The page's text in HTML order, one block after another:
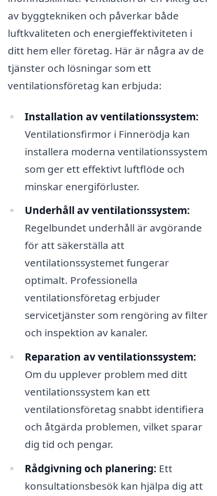
av byggtekniken och påverkar både
luftkvaliteten och energieffektiviteten i
ditt hem eller företag. Här är några av de
tjänster och lösningar som ett
ventilationsföretag kan erbjuda:
Installation av ventilationssystem:
Ventilationsfirmor i Finnerödja kan
installera moderna ventilationssystem
som ger ett effektivt luftflöde och
minskar energiförluster.
Underhåll av ventilationssystem:
Regelbundet underhåll är avgörande
för att säkerställa att
ventilationssystemet fungerar
optimalt. Professionella
ventilationsföretag erbjuder
servicetjänster som rengöring av filter
och inspektion av kanaler.
Reparation av ventilationssystem:
Om du upplever problem med ditt
ventilationssystem kan ett
ventilationsföretag snabbt identifiera
och åtgärda problemen, vilket sparar
dig tid och pengar.
Rådgivning och planering: Ett
konsultationsbesök kan hjälpa dig att